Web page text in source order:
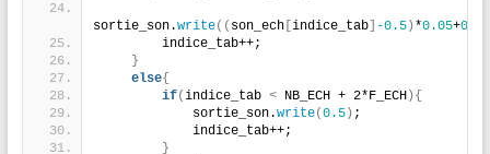
sortie_son.write(( son_ech[ indice_tab] -0.5) *0.05+0.5
        indice_tab++;
}
else{
if(indice_tab < NB_ECH + 2*F_ECH){
            sortie_son.
write(0.5) ;
            indice_tab++;
}